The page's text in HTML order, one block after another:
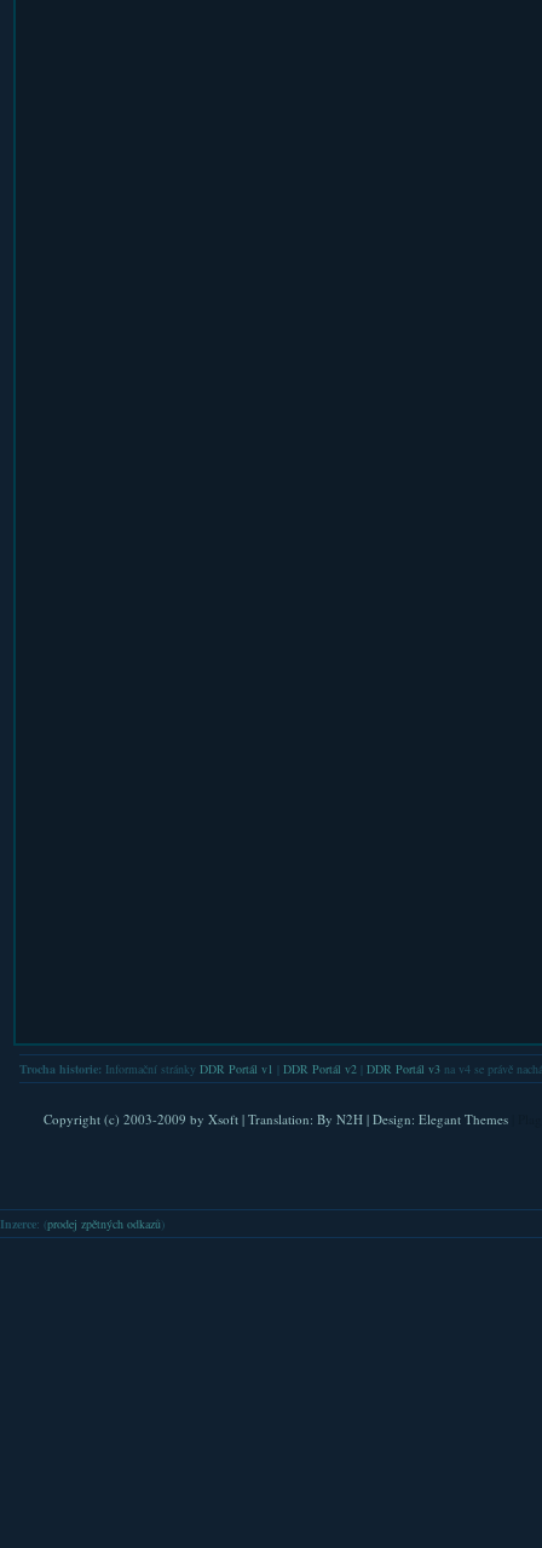
Trocha historie: Informační stránky DDR Portál v1 DDR Portál v2| DDR Portál v3na v4 se právě
Copyright (c) 2003-2009 by Xsoft| Translation: By N2H| Design: Elegant Themes
Inzerce: (prodej zpětných odkazů )